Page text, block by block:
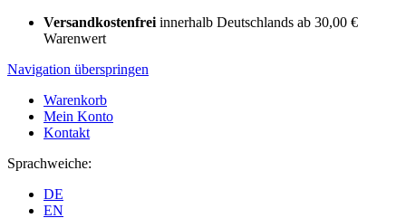
Versandkostenfrei innerhalb Deutschlands ab 30,00 €
Warenwert
Navigation überspringen
Warenkorb
Mein Konto
Kontakt
Sprachweiche:
DE
EN